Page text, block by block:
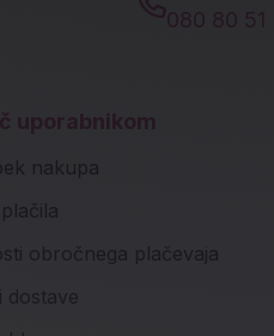
080 80 51
uporabnikom
nakupa
obročnega plačevaja
dostave